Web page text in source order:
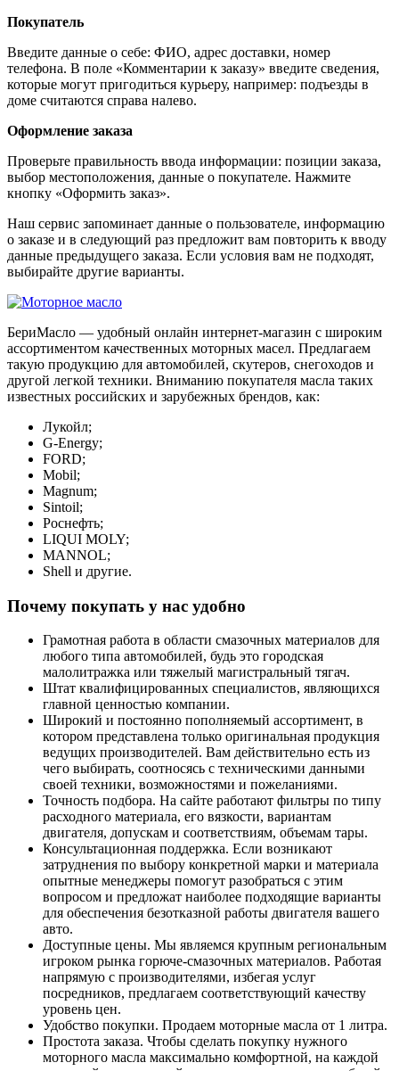
Покупатель
Введите данные о себе: ФИО, адрес доставки, номер
телефона. В поле «Комментарии к заказу» введите сведения,
которые могут пригодиться курьеру, например: подъезды в
доме считаются справа налево.
Оформление заказа
Проверьте правильность ввода информации: позиции заказа,
выбор местоположения, данные о покупателе. Нажмите
кнопку «Оформить заказ».
Наш сервис запоминает данные о пользователе, информацию
о заказе и в следующий раз предложит вам повторить к вводу
данные предыдущего заказа. Если условия вам не подходят,
выбирайте другие варианты.
БериМасло — удобный онлайн интернет-магазин с широким
ассортиментом качественных моторных масел. Предлагаем
такую продукцию для автомобилей, скутеров, снегоходов и
другой легкой техники. Вниманию покупателя масла таких
известных российских и зарубежных брендов, как:
Лукойл;
G-Energy;
FORD;
Mobil;
Magnum;
Sintoil;
Роснефть;
LIQUI MOLY;
MANNOL;
Shell и другие.
Почему покупать у нас удобно
Грамотная работа в области смазочных материалов для
любого типа автомобилей, будь это городская
малолитражка или тяжелый магистральный тягач.
Штат квалифицированных специалистов, являющихся
главной ценностью компании.
Широкий и постоянно пополняемый ассортимент, в
котором представлена только оригинальная продукция
ведущих производителей. Вам действительно есть из
чего выбирать, соотносясь с техническими данными
своей техники, возможностями и пожеланиями.
Точность подбора. На сайте работают фильтры по типу
расходного материала, его вязкости, вариантам
двигателя, допускам и соответствиям, объемам тары.
Консультационная поддержка. Если возникают
затруднения по выбору конкретной марки и материала
опытные менеджеры помогут разобраться с этим
вопросом и предложат наиболее подходящие варианты
для обеспечения безотказной работы двигателя вашего
авто.
Доступные цены. Мы являемся крупным региональным
игроком рынка горюче-смазочных материалов. Работая
напрямую с производителями, избегая услуг
посредников, предлагаем соответствующий качеству
уровень цен.
Удобство покупки. Продаем моторные масла от 1 литра.
Простота заказа. Чтобы сделать покупку нужного
моторного масла максимально комфортной, на каждой